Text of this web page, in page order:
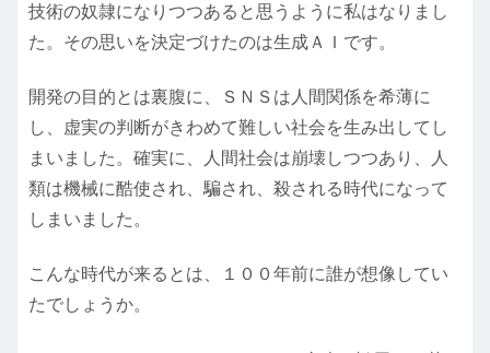
技術の奴隷になりつつあると思うように私はなりまし
た。その思いを決定づけたのは生成ＡＩです。
開発の目的とは裏腹に、ＳＮＳは人間関係を希薄に
し、虚実の判断がきわめて難しい社会を生み出してし
まいました。確実に、人間社会は崩壊しつつあり、人
類は機械に酷使され、騙され、殺される時代になって
しまいました。
こんな時代が来るとは、１００年前に誰が想像してい
たでしょうか。